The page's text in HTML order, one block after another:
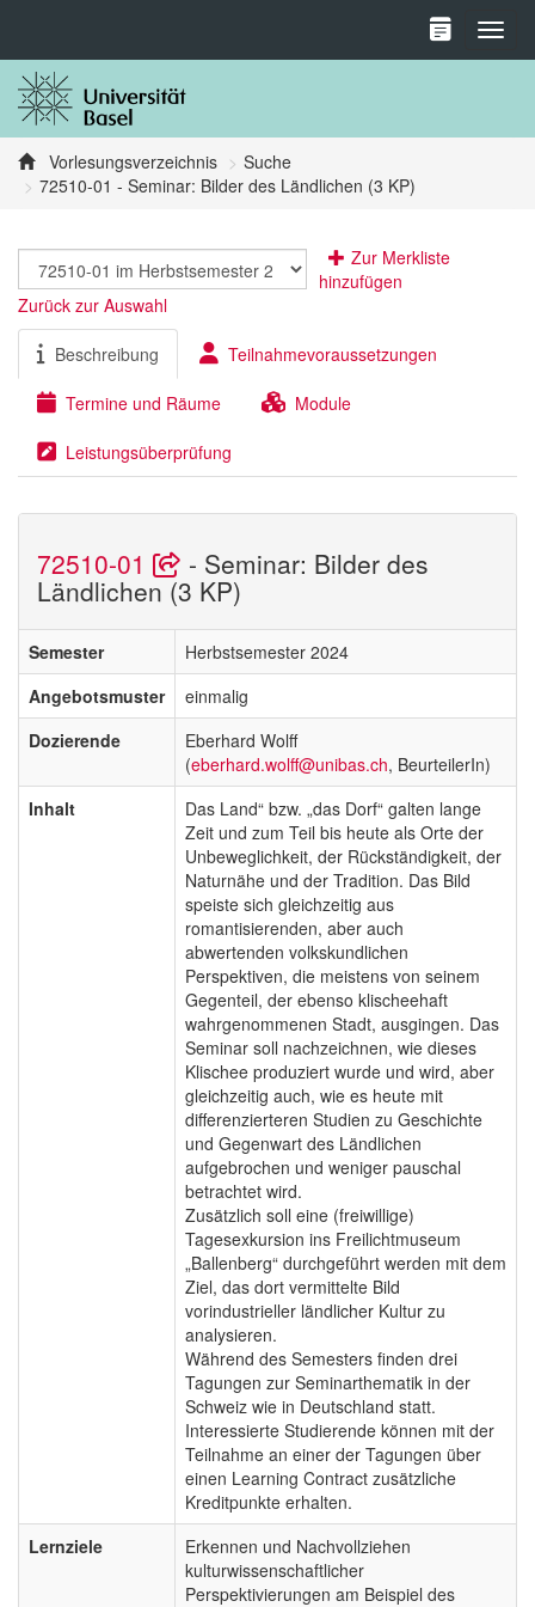
Vorlesungsverzeichnis
Suche
72510-01 - Seminar: Bilder des Ländlichen (3 KP)
Zur Merkliste
hinzufügen
Zurück zur Auswahl
Beschreibung Teilnahmevoraussetzungen
Termine und Räume Module
Leistungsüberprüfung
72510-01 - Seminar: Bilder des
Ländlichen (3 KP)
Semester
Herbstsemester 2024
Angebotsmuster
einmalig
Dozierende
Eberhard Wolff
(eberhard.wolff@unibas.ch, BeurteilerIn)
Inhalt
Das Land“ bzw. „das Dorf“ galten lange
Zeit und zum Teil bis heute als Orte der
Unbeweglichkeit, der Rückständigkeit, der
Naturnähe und der Tradition. Das Bild
speiste sich gleichzeitig aus
romantisierenden, aber auch
abwertenden volkskundlichen
Perspektiven, die meistens von seinem
Gegenteil, der ebenso klischeehaft
wahrgenommenen Stadt, ausgingen. Das
Seminar soll nachzeichnen, wie dieses
Klischee produziert wurde und wird, aber
gleichzeitig auch, wie es heute mit
differenzierteren Studien zu Geschichte
und Gegenwart des Ländlichen
aufgebrochen und weniger pauschal
betrachtet wird.
Zusätzlich soll eine (freiwillige)
Tagesexkursion ins Freilichtmuseum
„Ballenberg“ durchgeführt werden mit dem
Ziel, das dort vermittelte Bild
vorindustrieller ländlicher Kultur zu
analysieren.
Während des Semesters finden drei
Tagungen zur Seminarthematik in der
Schweiz wie in Deutschland statt.
Interessierte Studierende können mit der
Teilnahme an einer der Tagungen über
einen Learning Contract zusätzliche
Kreditpunkte erhalten.
Lernziele
Erkennen und Nachvollziehen
kulturwissenschaftlicher
Perspektivierungen am Beispiel des